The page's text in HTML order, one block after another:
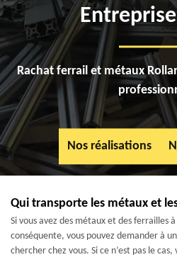
Rachat ferrail et métaux
Nos réalisations
Qui transporte les métaux et
Si vous avez des métaux et des ferrailles
conséquente, vous pouvez demander à
chercher chez vous. Si ce n’est pas le